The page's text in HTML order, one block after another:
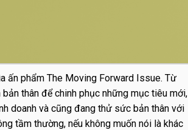
ấn phẩm The Moving Forward Issue. Từ
thân để chinh phục những mục tiêu mới,
doanh và cũng đang thử sức bản thân với
tầm thường, nếu không muốn nói là khác